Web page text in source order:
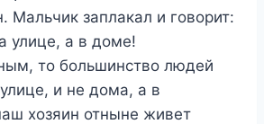
Мальчик заплакал и говорит:
улице, а в доме!
то большинство людей
и не дома, а в
хозяин отныне живет